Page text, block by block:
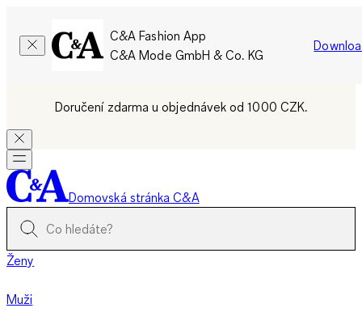
C&A Fashion App
C&A Mode GmbH & Co. KG
Doručení zdarma u objednávek od 1000 CZK.
Domovská stránka C&A
Ženy
Muži